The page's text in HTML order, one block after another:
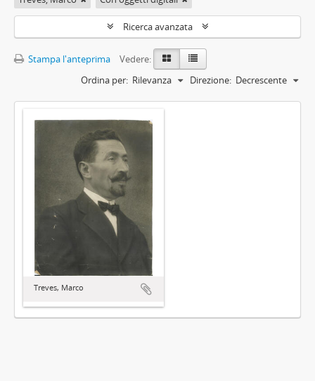
Ricerca avanzata
Stampa l'anteprima
Vedere:
Ordina per: Rilevanza Direzione: Decrescente
Treves, Marco